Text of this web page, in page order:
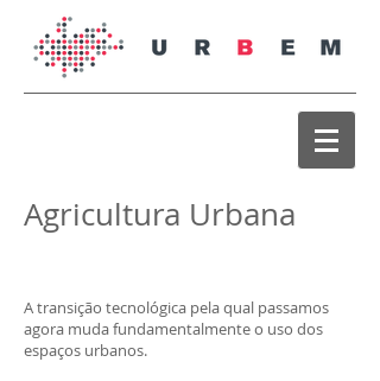
Agricultura Urbana
A transição tecnológica pela qual passamos
agora muda fundamentalmente o uso dos
espaços urbanos.